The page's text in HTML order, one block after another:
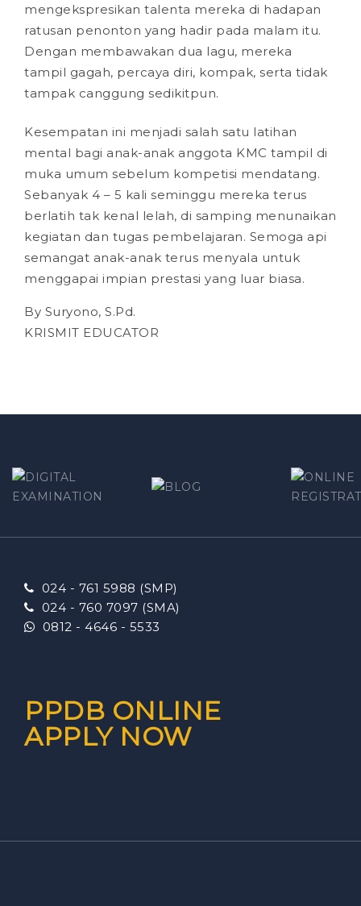
mengekspresikan talenta mereka di hadapan
ratusan penonton yang hadir pada malam itu.
Dengan membawakan dua lagu, mereka
tampil gagah, percaya diri, kompak, serta tidak
tampak canggung sedikitpun.
Kesempatan ini menjadi salah satu latihan
mental bagi anak-anak anggota KMC tampil di
muka umum sebelum kompetisi mendatang.
Sebanyak 4 – 5 kali seminggu mereka terus
berlatih tak kenal lelah, di samping menunaikan
kegiatan dan tugas pembelajaran. Semoga api
semangat anak-anak terus menyala untuk
menggapai impian prestasi yang luar biasa.
By Suryono, S.Pd.
KRISMIT EDUCATOR
024 - 761 5988 (SMP)
024 - 760 7097 (SMA)
0812 - 4646 - 5533
PPDB ONLINE
APPLY NOW